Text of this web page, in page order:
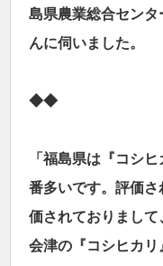
島県農業総合セン
んに伺いました。
◆◆
「福島県は『コシ
番多いです。評価
価されておりまして
会津の『コシヒカ